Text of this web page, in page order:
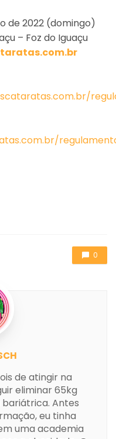
de 2022 (domingo)
– Foz do Iguaçu
0
de atingir na
eliminar 65kg
Antes
eu tinha
uma academia